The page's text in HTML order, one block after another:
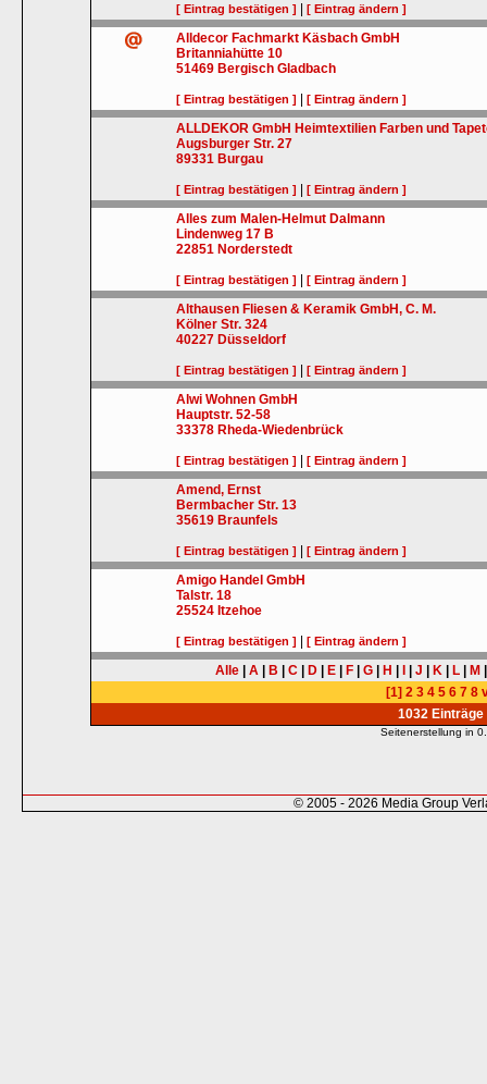
[ Eintrag bestätigen ] |[ Eintrag ändern ]
Alldecor Fachmarkt Käsbach GmbH
Britanniahütte 10
51469 Bergisch Gladbach
[ Eintrag bestätigen ] |[ Eintrag ändern ]
ALLDEKOR GmbH Heimtextilien Farben und
Augsburger Str. 27
89331 Burgau
[ Eintrag bestätigen ] |[ Eintrag ändern ]
Alles zum Malen-Helmut Dalmann
Lindenweg 17 B
22851 Norderstedt
[ Eintrag bestätigen ] |[ Eintrag ändern ]
Althausen Fliesen & Keramik GmbH, C. M.
Kölner Str. 324
40227 Düsseldorf
[ Eintrag bestätigen ] |[ Eintrag ändern ]
Alwi Wohnen GmbH
Hauptstr. 52-58
33378 Rheda-Wiedenbrück
[ Eintrag bestätigen ] |[ Eintrag ändern ]
Amend, Ernst
Bermbacher Str. 13
35619 Braunfels
[ Eintrag bestätigen ] |[ Eintrag ändern ]
Amigo Handel GmbH
Talstr. 18
25524 Itzehoe
[ Eintrag bestätigen ] |[ Eintrag ändern ]
Alle A B C D E F G H J K L M
[1] 2 3 4 5 6 7 8
1032 Einträge
Seitenerstellung in
© 2005 - 2026 Media Group